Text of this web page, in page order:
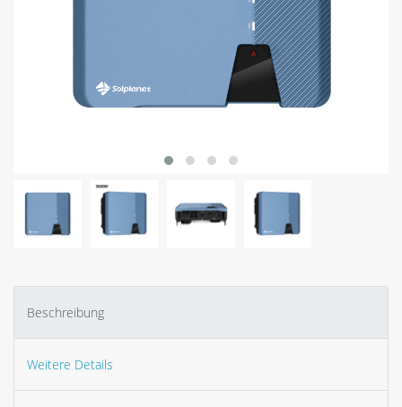
Beschreibung
Weitere Details